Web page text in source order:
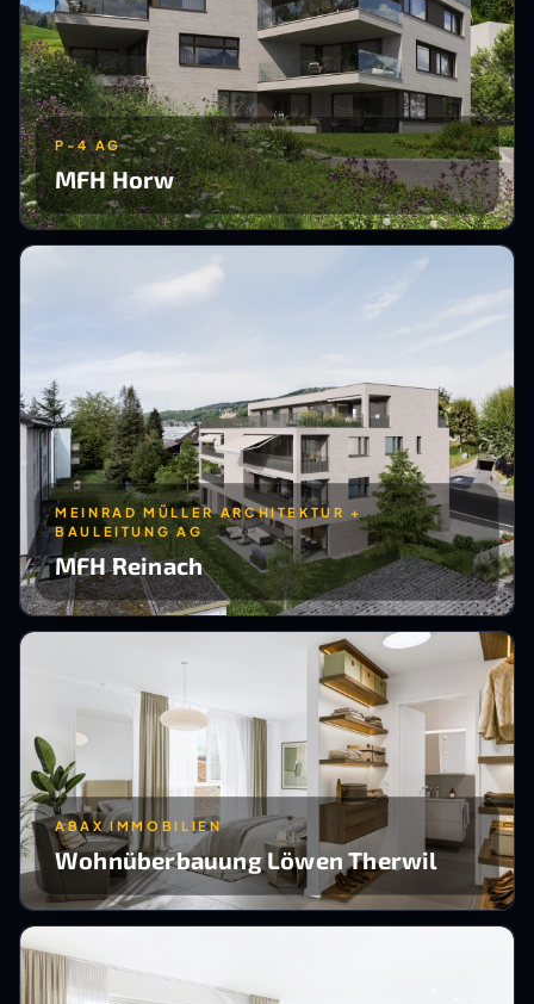
P-4 AG
MFH Horw
MEINRAD MÜLLER ARCHITEKTUR +
BAULEITUNG AG
MFH Reinach
ABAX IMMOBILIEN
Wohnüberbauung Löwen Therwil